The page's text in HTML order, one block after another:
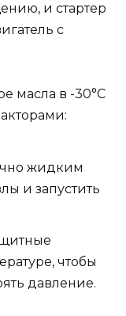
и стартер
с
масла в -30°C
жидким
и запустить
чтобы
давление.